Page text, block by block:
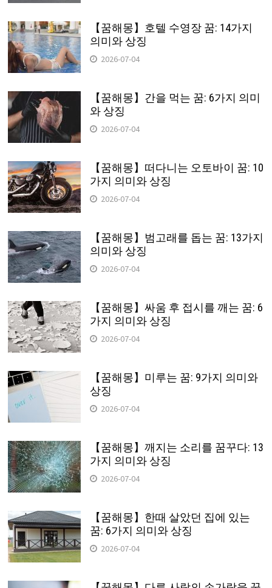
【꿈해몽】호텔 수영장 꿈: 14가지
의미와 상징
2026-07-04
【꿈해몽】간을 먹는 꿈: 6가지 의미
와 상징
2026-07-04
【꿈해몽】떠다니는 오토바이 꿈: 10
가지 의미와 상징
2026-07-04
【꿈해몽】범고래를 돕는 꿈: 13가지
의미와 상징
2026-07-04
【꿈해몽】싸움 후 접시를 깨는 꿈: 6
가지 의미와 상징
2026-07-04
【꿈해몽】미루는 꿈: 9가지 의미와
상징
2026-07-04
【꿈해몽】깨지는 소리를 꿈꾸다: 13
가지 의미와 상징
2026-07-04
【꿈해몽】한때 살았던 집에 있는
꿈: 6가지 의미와 상징
2026-07-04